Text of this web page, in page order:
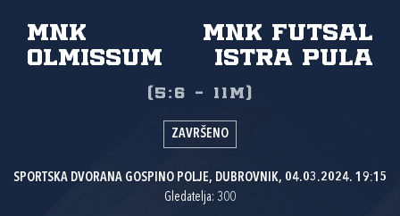
MNK
Olmissum
MNK Futsal
Istra Pula
(5:6 - 11m)
ZAVRŠENO
SPORTSKA DVORANA GOSPINO POLJE, DUBROVNIK, 04.03.2024. 19:15
Gledatelja: 300